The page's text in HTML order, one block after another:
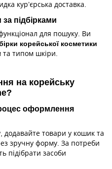
кур’єрська доставка.
підбірками
для пошуку. Ви
корейської косметики
типом шкіри.
на корейську
оформлення
додавайте товари у кошик та
зручну форму. За потреби
підібрати засоби